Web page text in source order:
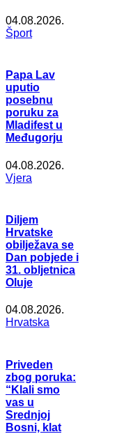
04.08.2026.
Šport
Papa Lav
uputio
posebnu
poruku za
Mladifest u
Međugorju
04.08.2026.
Vjera
Diljem
Hrvatske
obilježava se
Dan pobjede i
31. obljetnica
Oluje
04.08.2026.
Hrvatska
Priveden
zbog poruka:
“Klali smo
vas u
Srednjoj
Bosni, klat